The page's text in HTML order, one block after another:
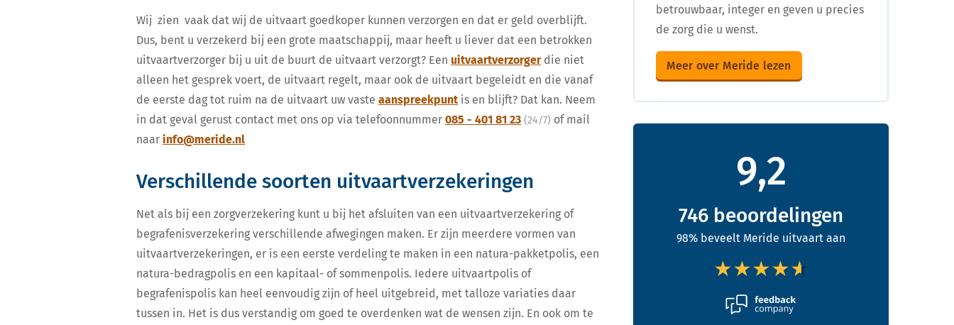
Wij zien vaak dat wij de uitvaart goedkoper kunnen verzorgen en dat er geld overblijft.
Dus, bent u verzekerd bij een grote maatschappij, maar heeft u liever dat een betrokken
uitvaartverzorger bij u uit de buurt de uitvaart verzorgt? Een uitvaartverzorger die niet
alleen het gesprek voert, de uitvaart regelt, maar ook de uitvaart begeleidt en die vanaf
de eerste dag tot ruim na de uitvaart uw vaste aanspreekpunt is en blijft? Dat kan. Neem
in dat geval gerust contact met ons op via telefoonnummer 085 - 401 81 23 (24/7) of mail
naar info@meride.nl
Verschillende soorten uitvaartverzekeringen
Net als bij een zorgverzekering kunt u bij het afsluiten van een uitvaartverzekering of
begrafenisverzekering verschillende afwegingen maken. Er zijn meerdere vormen van
uitvaartverzekeringen, er is een eerste verdeling te maken in een natura-pakketpolis, een
natura-bedragpolis en een kapitaal- of sommenpolis. Iedere uitvaartpolis of
begrafenispolis kan heel eenvoudig zijn of heel uitgebreid, met talloze variaties daar
tussen in. Het is dus verstandig om goed te overdenken wat de wensen zijn. En ook om te
betrouwbaar, integer en geven u precies
de zorg die u wenst.
Meer over Meride lezen
9,2
746 beoordelingen
98% beveelt Meride uitvaart aan
★★★★★
★★★★★